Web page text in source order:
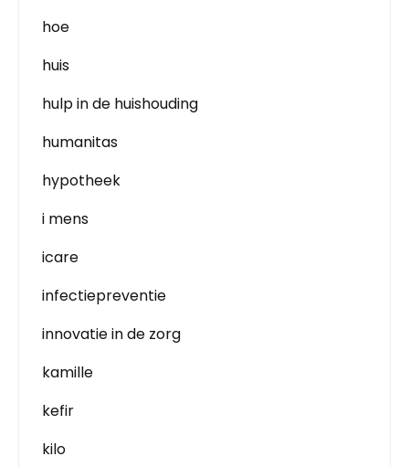
hoe
huis
hulp in de huishouding
humanitas
hypotheek
i mens
icare
infectiepreventie
innovatie in de zorg
kamille
kefir
kilo